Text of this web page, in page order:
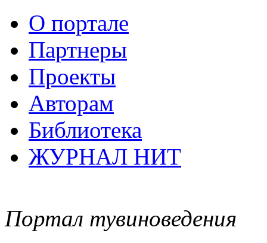
О портале
Партнеры
Проекты
Авторам
Библиотека
ЖУРНАЛ НИТ
Портал тувиноведения